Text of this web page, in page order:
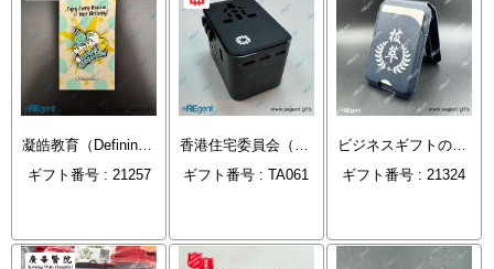
凝皓教育（Defining Education）カスタムメタル塗装バッジ：高品質教育機関ブランドギフト
ギフト番号 : 21257
ギフト番号 : TA061
ビジネスギフトの新たな基準を創造：拔萃女書院（DGS）専用MagSafeカードケースの詳細分析
ギフト番号 : 21324